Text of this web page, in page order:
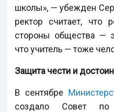
школы», — убежден
ректор считает, что
стороны общества —
что учитель — тоже
Защита чести и
В сентябре
создало Совет